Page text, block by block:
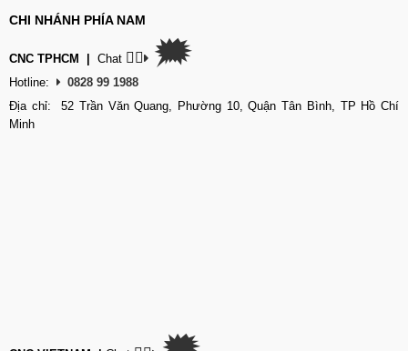
CHI NHÁNH PHÍA NAM
CNC TPHCM Chat 👉🏽 🗯
Hotline:
0828 99 1988
Địa chỉ: 52 Trần Văn Quang, Phường 10, Quận Tân Bình, TP Hồ Chí
Minh